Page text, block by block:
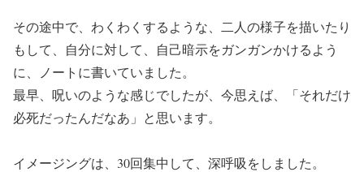
その途中で、わくわくするような、二人の様子を描いたり
もして、自分に対して、自己暗示をガンガンかけるよう
に、ノートに書いていました。
最早、呪いのような感じでしたが、今思えば、「それだけ
必死だったんだなあ」と思います。
イメージングは、30回集中して、深呼吸をしました。